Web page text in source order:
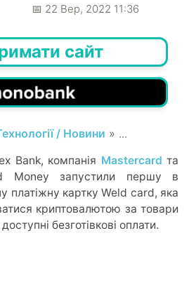
📅 22 Вер, 2022 11:36
сайт
/ Новини » ...
Bank, компанія Mastercard та
Money запустили першу в
платіжну картку Weld card, яка
криптовалютою за товари
безготівкові оплати.